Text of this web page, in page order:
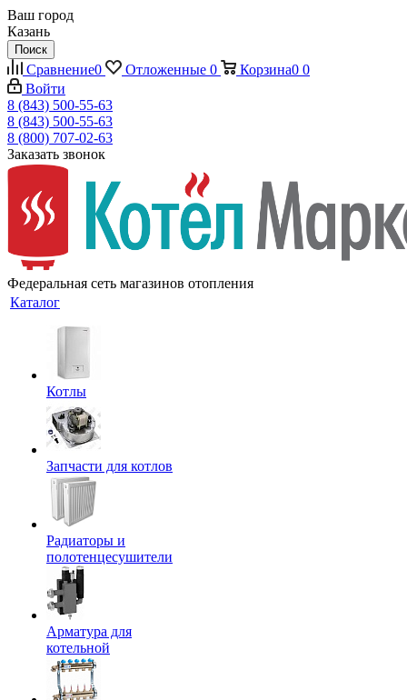
Ваш город
Казань
Поиск
Сравнение0 Отложенные 0 Корзина0 0
Войти
8 (843) 500-55-63
8 (843) 500-55-63
8 (800) 707-02-63
Заказать звонок
Федеральная сеть магазинов отопления
Каталог
Котлы
Запчасти для котлов
Радиаторы и
полотенцесушители
Арматура для
котельной